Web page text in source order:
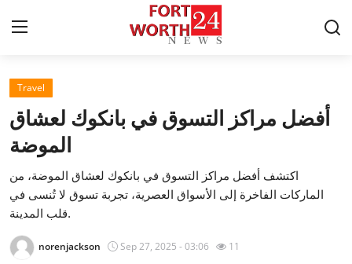
Home
Contact
Press Release
Privacy Policy
About
Travel
أفضل مراكز التسوق في بانكوك لعشاق
الموضة
اكتشف أفضل مراكز التسوق في بانكوك لعشاق الموضة، من
الماركات الفاخرة إلى الأسواق العصرية، تجربة تسوق لا تُنسى في
قلب المدينة.
norenjackson Sep 27, 2025 - 03:06 11